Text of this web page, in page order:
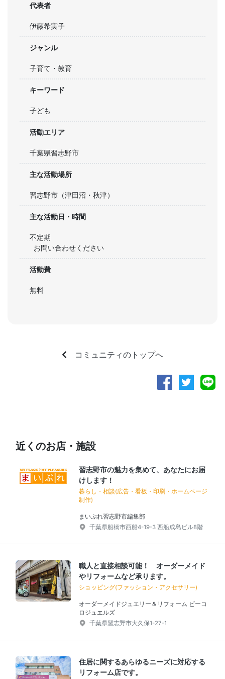
代表者
伊藤希実子
ジャンル
子育て・教育
キーワード
子ども
活動エリア
千葉県習志野市
主な活動場所
習志野市（津田沼・秋津）
主な活動日・時間
不定期
お問い合わせください
活動費
無料
コミュニティのトップへ
近くのお店・施設
習志野市の魅力を集めて、あなたにお届
けします！
暮らし・相談(広告・看板・印刷・ホームページ
制作)
まいぷれ習志野市編集部
千葉県船橋市西船4-19-3 西船成島ビル8階
職人と直接相談可能！ オーダーメイド
やリフォームなど承ります。
ショッピング(ファッション・アクセサリー)
オーダーメイドジュエリー＆リフォーム ビーコ
ロジュエルズ
千葉県習志野市大久保1-27-1
住居に関するあらゆるニーズに対応する
リフォーム店です。